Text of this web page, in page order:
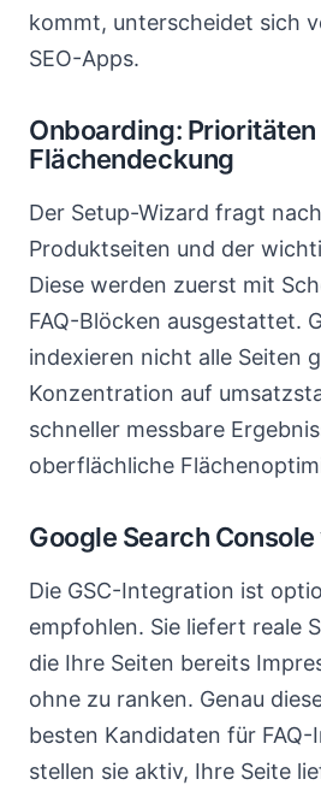
kommt, unterscheidet sich
SEO-Apps.
Onboarding:
Flächendeckung
Der Setup-Wizard fragt
Produktseiten und der
Diese werden zuerst mit
FAQ-Blöcken ausgestattet.
indexieren nicht alle Seiten
Konzentration auf
schneller messbare
oberflächliche
Google Search
Die GSC-Integration ist
empfohlen. Sie liefert reale
die Ihre Seiten bereits
ohne zu ranken. Genau
besten Kandidaten für
stellen sie aktiv, Ihre Seite